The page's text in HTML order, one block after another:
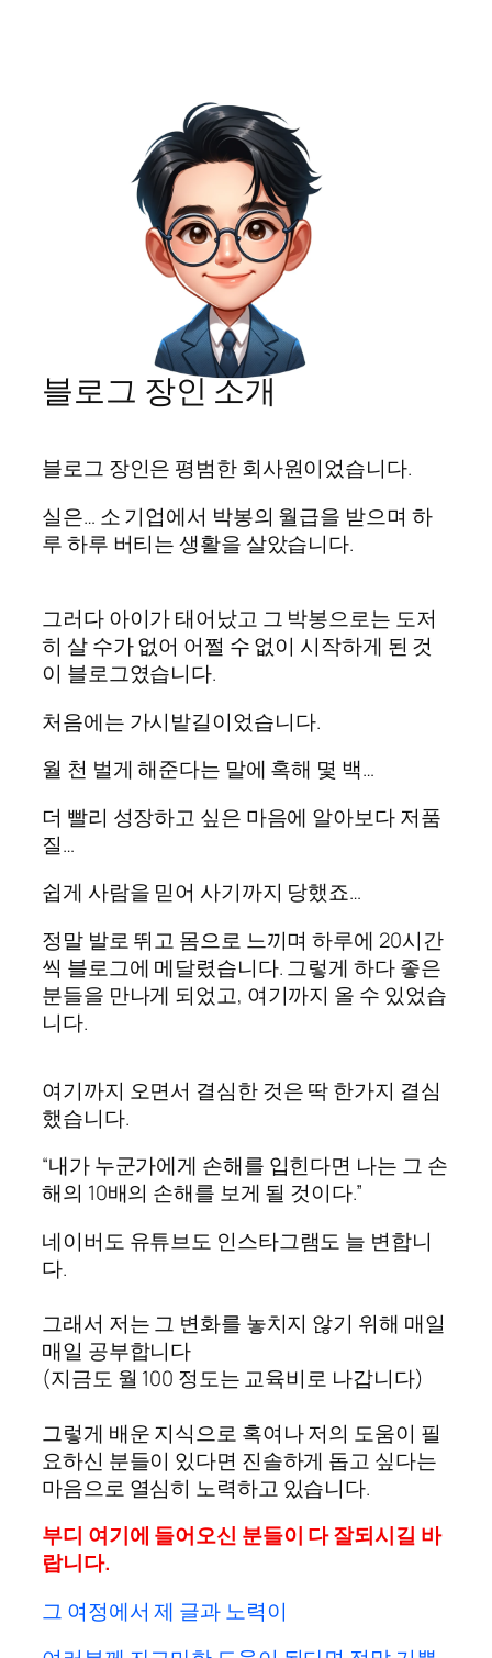
블로그 장인 소개
블로그 장인은 평범한 회사원이었습니다.
실은… 소 기업에서 박봉의 월급을 받으며 하
루 하루 버티는 생활을 살았습니다.
그러다 아이가 태어났고 그 박봉으로는 도저
히 살 수가 없어 어쩔 수 없이 시작하게 된 것
이 블로그였습니다.
처음에는 가시밭길이었습니다.
월 천 벌게 해준다는 말에 혹해 몇 백…
더 빨리 성장하고 싶은 마음에 알아보다 저품
질…
쉽게 사람을 믿어 사기까지 당했죠…
정말 발로 뛰고 몸으로 느끼며 하루에 20시간
씩 블로그에 메달렸습니다. 그렇게 하다 좋은
분들을 만나게 되었고, 여기까지 올 수 있었습
니다.
여기까지 오면서 결심한 것은 딱 한가지 결심
했습니다.
“내가 누군가에게 손해를 입힌다면 나는 그 손
해의 10배의 손해를 보게 될 것이다.”
네이버도 유튜브도 인스타그램도 늘 변합니
다.
그래서 저는 그 변화를 놓치지 않기 위해 매일
매일 공부합니다
(지금도 월 100 정도는 교육비로 나갑니다)
그렇게 배운 지식으로 혹여나 저의 도움이 필
요하신 분들이 있다면 진솔하게 돕고 싶다는
마음으로 열심히 노력하고 있습니다.
부디 여기에 들어오신 분들이 다 잘되시길 바
랍니다.
그 여정에서 제 글과 노력이